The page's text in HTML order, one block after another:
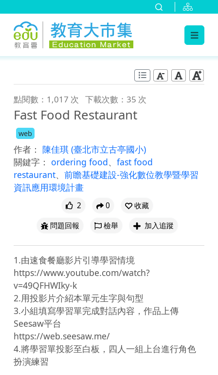
點閱數：1,017 次 下載次數：35 次
Fast Food Restaurant
web
作者： 陳佳琪 (臺北市立古亭國小)
關鍵字： ordering food、 fast food
restaurant、 前瞻基礎建設-強化數位教學暨學習
資訊應用環境計畫
2 0
收藏
問題回報
檢舉 加入追蹤
1.由速食餐廳影片引導學習情境
https://www.youtube.com/watch?
v=49QFHWIky-k
2.用投影片介紹本單元生字與句型
3.小組填寫學習單完成對話內容，作品上傳
Seesaw平台
https://web.seesaw.me/
4.將學習單投影至白板，四人一組上台進行角色